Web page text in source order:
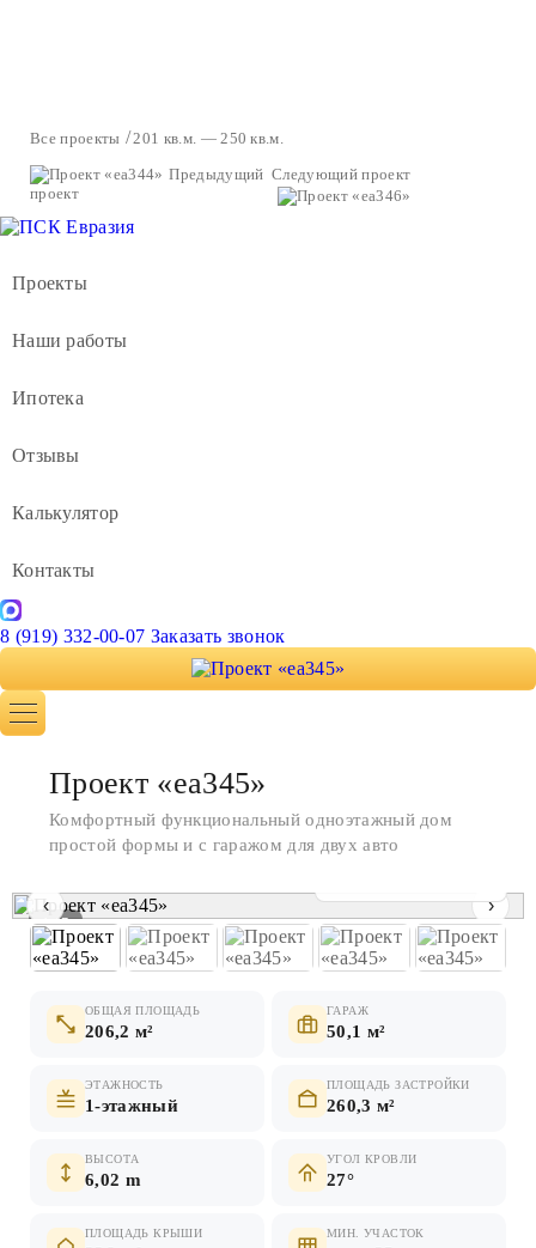
Все проекты
201 кв.м. — 250 кв.м.
Предыдущий
проект
Следующий проект
Проекты
Наши работы
Ипотека
Отзывы
Калькулятор
Контакты
8 (919) 332-00-07 Заказать звонок
1 / 7
‹ ›
ОБЩАЯ ПЛОЩАДЬ
206,2 м²
ГАРАЖ
50,1 м²
ЭТАЖНОСТЬ
1-этажный
ПЛОЩАДЬ ЗАСТРОЙКИ
260,3 м²
ВЫСОТА
6,02 m
УГОЛ КРОВЛИ
27°
ПЛОЩАДЬ КРЫШИ МИН. УЧАСТОК
Проект «ea345»
Комфортный функциональный одноэтажный дом
простой формы и с гаражом для двух авто